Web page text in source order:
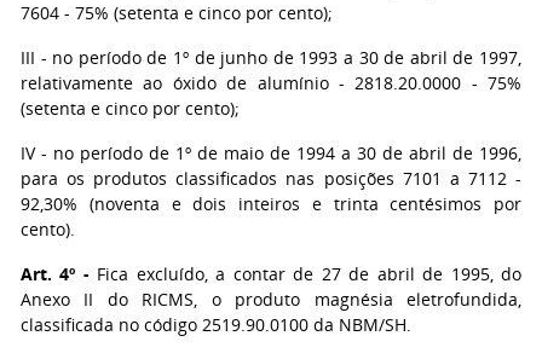
7604 - 75% (setenta e cinco por cento);
III - no período de 1º de junho de 1993 a 30 de abril de 1997,
relativamente ao óxido de alumínio - 2818.20.0000 - 75%
(setenta e cinco por cento);
IV - no período de 1º de maio de 1994 a 30 de abril de 1996,
para os produtos classificados nas posições 7101 a 7112 -
92,30% (noventa e dois inteiros e trinta centésimos por
cento).
Art. 4º -Fica excluído, a contar de 27 de abril de 1995, do
Anexo II do RICMS, o produto magnésia eletrofundida,
classificada no código 2519.90.0100 da NBM/SH.